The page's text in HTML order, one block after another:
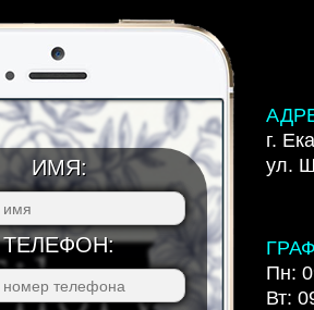
ИМЯ:
ТЕЛЕФОН:
г.
ул.
Пн:
Вт: